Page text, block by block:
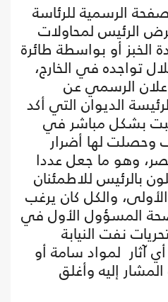
الرسمية للرئاسة
الرئيس لمحاولات
الخبز أو بواسطة طائرة
تواجده في الخارج،
الرسمي عن
الديوان التي أكد
بشكل مباشر في
وحصلت لها أضرار
وهو ما جعل عددا
بالرئيس للاطمئنان
الأولى، والكل كان يرغب
المسؤول الأول في
نفت النيابة
آثار لمواد سامة أو
إليه وأغلق